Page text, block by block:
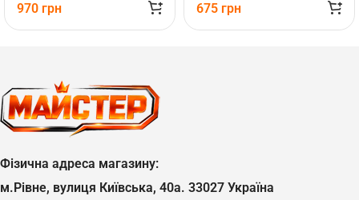
970 грн 675 грн
Фізична адреса магазину:
м.Рівне, вулиця Київська, 40а. 33027 Україна